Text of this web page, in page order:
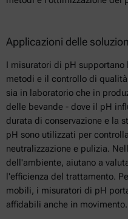
Applicazioni delle
I misuratori di pH
metodi e il controllo di
sia in laboratorio che in
delle bevande - dove il pH
durata di conservazione e la
pH sono utilizzati per
neutralizzazione e pulizia.
dell'ambiente, aiutano a
l'efficienza del trattamento.
mobili, i misuratori di pH
affidabili anche in movimento.